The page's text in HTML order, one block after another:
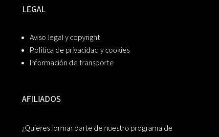
LEGAL
Aviso legal y copyright
Política de privacidad y cookies
Información de transporte
AFILIADOS
¿Quieres formar parte de nuestro programa de